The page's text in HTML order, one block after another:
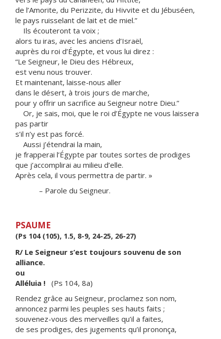
de l’Amorite, du Perizzite, du Hivvite et du Jébuséen,
le pays ruisselant de lait et de miel.”
Ils écouteront ta voix ;
alors tu iras, avec les anciens d’Israël,
auprès du roi d’Égypte, et vous lui direz :
“Le Seigneur, le Dieu des Hébreux,
est venu nous trouver.
Et maintenant, laisse-nous aller
dans le désert, à trois jours de marche,
pour y offrir un sacrifice au Seigneur notre Dieu.”
Or, je sais, moi, que le roi d’Égypte ne vous laissera
pas partir
s’il n’y est pas forcé.
Aussi j’étendrai la main,
je frapperai l’Égypte par toutes sortes de prodiges
que j’accomplirai au milieu d’elle.
Après cela, il vous permettra de partir. »
– Parole du Seigneur.
PSAUME
(Ps 104 (105), 1.5, 8-9, 24-25, 26-27)
R/ Le Seigneur s’est toujours souvenu de son
alliance.
ou
Alléluia ! (Ps 104, 8a)
Rendez grâce au Seigneur, proclamez son nom,
annoncez parmi les peuples ses hauts faits ;
souvenez-vous des merveilles qu’il a faites,
de ses prodiges, des jugements qu’il prononça,